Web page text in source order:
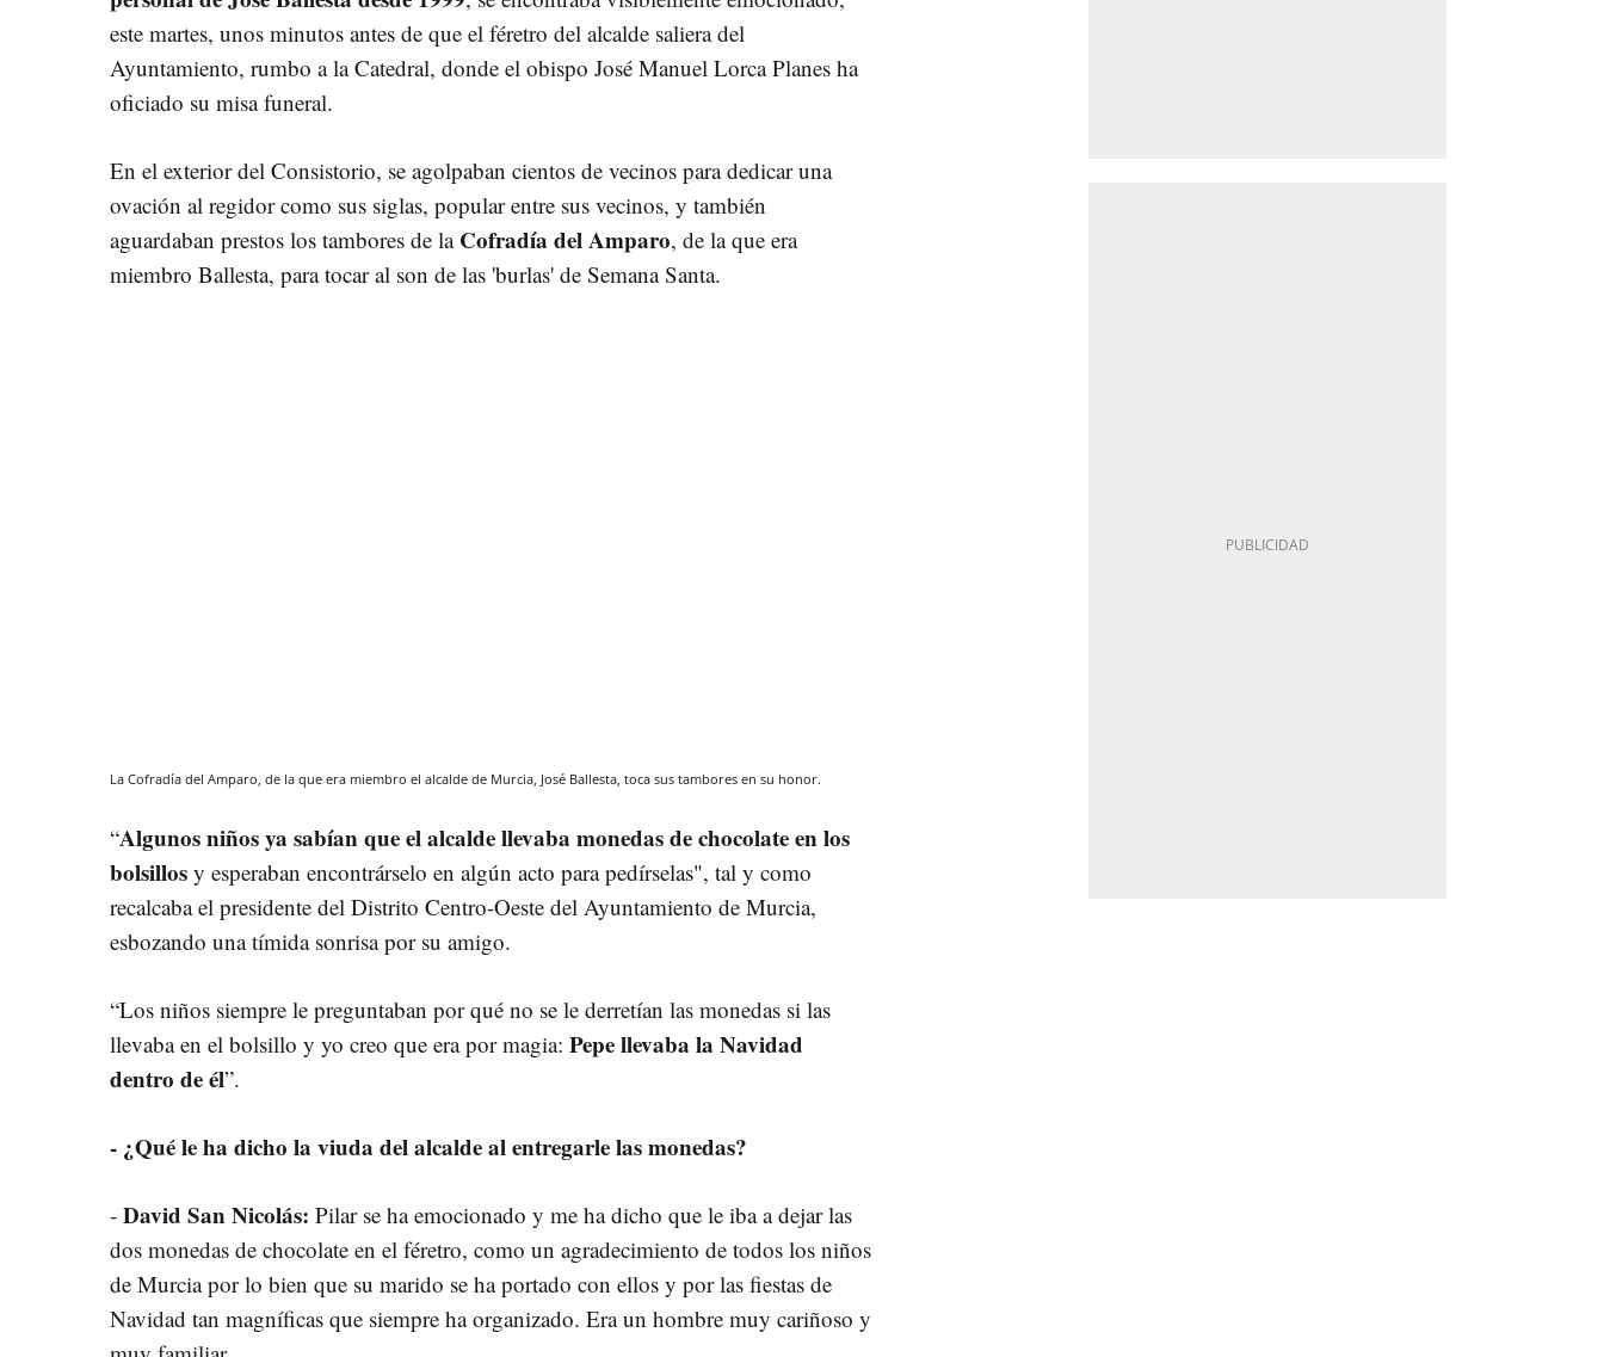
este martes, unos minutos antes de que el féretro del alcalde saliera del
Ayuntamiento, rumbo a la Catedral, donde el obispo José Manuel Lorca Planes ha
oficiado su misa funeral.
En el exterior del Consistorio, se agolpaban cientos de vecinos para dedicar una
ovación al regidor como sus siglas, popular entre sus vecinos, y también
aguardaban prestos los tambores de la Cofradía del Amparo, de la que era
miembro Ballesta, para tocar al son de las 'burlas' de Semana Santa.
La Cofradía del Amparo, de la que era miembro el alcalde de Murcia, José Ballesta, toca sus tambores en su honor.
“Algunos niños ya sabían que el alcalde llevaba monedas de chocolate en los
bolsillos y esperaban encontrárselo en algún acto para pedírselas", tal y como
recalcaba el presidente del Distrito Centro-Oeste del Ayuntamiento de Murcia,
esbozando una tímida sonrisa por su amigo.
“Los niños siempre le preguntaban por qué no se le derretían las monedas si las
llevaba en el bolsillo y yo creo que era por magia: Pepe llevaba la Navidad
dentro de él”.
- ¿Qué le ha dicho la viuda del alcalde al entregarle las monedas?
- David San Nicolás: Pilar se ha emocionado y me ha dicho que le iba a dejar las
dos monedas de chocolate en el féretro, como un agradecimiento de todos los niños
de Murcia por lo bien que su marido se ha portado con ellos y por las fiestas de
Navidad tan magníficas que siempre ha organizado. Era un hombre muy cariñoso y